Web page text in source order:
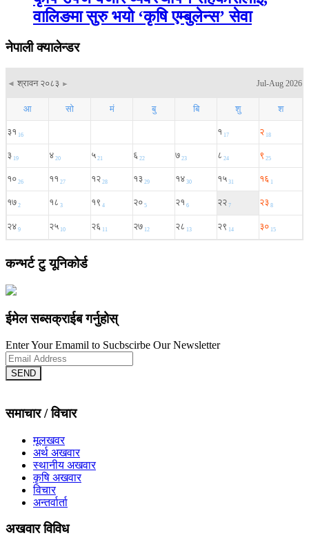
वालिङमा सुरु भयो ‘कृषि एम्बुलेन्स’ सेवा
नेपाली क्यालेन्डर
कन्भर्ट टु यूनिकोर्ड
ईमेल सब्सक्राईब गर्नुहोस्
Enter Your Emamil to Sucbscirbe Our Newsletter
SEND
समाचार / विचार
मूलखवर
अर्थ अखवार
स्थानीय अखवार
कृषि अखवार
विचार
अन्तर्वार्ता
अखवार विविध